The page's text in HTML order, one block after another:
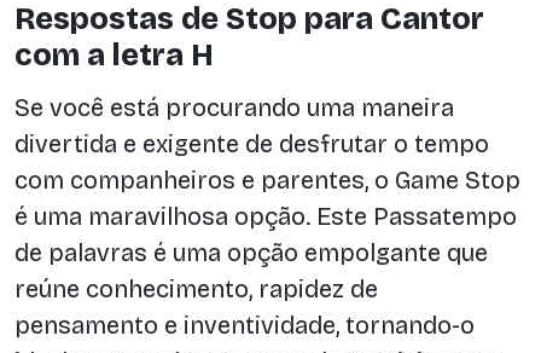
Respostas de Stop para Cantor
com a letra H
Se você está procurando uma maneira
divertida e exigente de desfrutar o tempo
com companheiros e parentes, o Game Stop
é uma maravilhosa opção. Este Passatempo
de palavras é uma opção empolgante que
reúne conhecimento, rapidez de
pensamento e inventividade, tornando-o